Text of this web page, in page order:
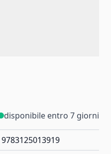
disponibile entro 7 giorni
9783125013919